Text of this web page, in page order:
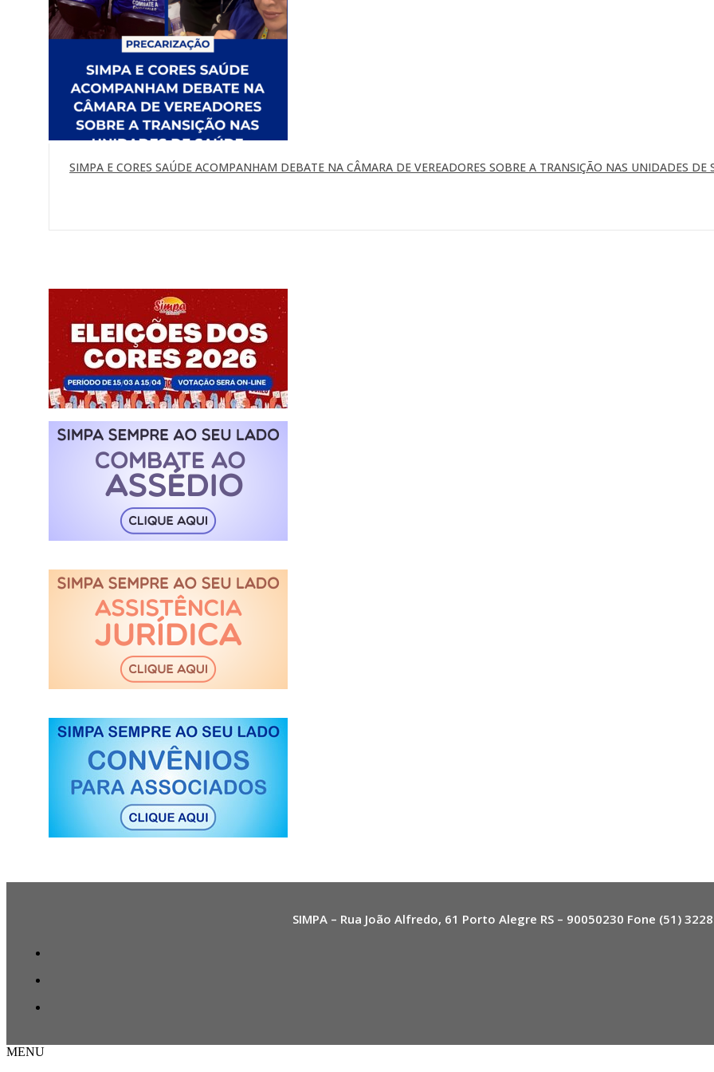
SIMPA E CORES SAÚDE ACOMPANHAM DEBATE NA CÂMARA DE VEREADORES SOBRE A TRANSIÇÃO NAS UNIDADES DE
SIMPA – Rua João Alfredo, 61 Porto Alegre RS – 90050230 Fone (51)
MENU